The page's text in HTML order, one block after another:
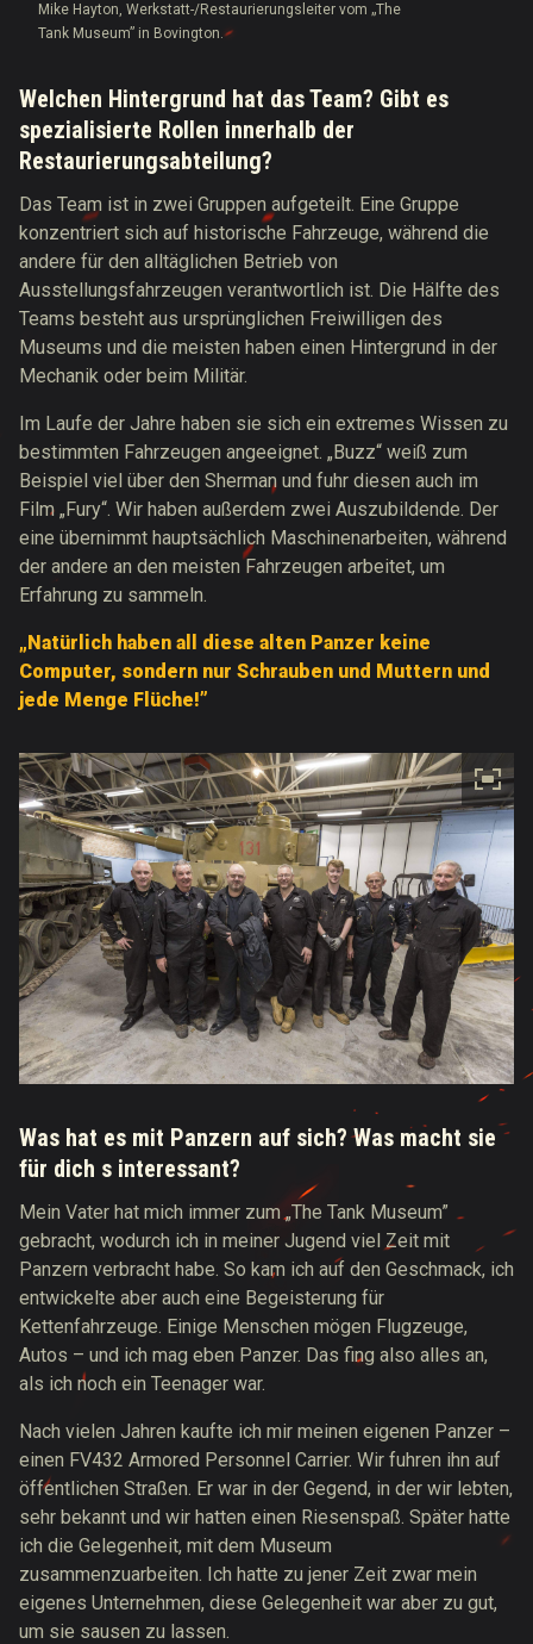
Mike Hayton, Werkstatt-/Restaurierungsleiter vom „The
Tank Museum” in Bovington.
Welchen Hintergrund hat das Team? Gibt es
spezialisierte Rollen innerhalb der
Restaurierungsabteilung?
Das Team ist in zwei Gruppen aufgeteilt. Eine Gruppe
konzentriert sich auf historische Fahrzeuge, während die
andere für den alltäglichen Betrieb von
Ausstellungsfahrzeugen verantwortlich ist. Die Hälfte des
Teams besteht aus ursprünglichen Freiwilligen des
Museums und die meisten haben einen Hintergrund in der
Mechanik oder beim Militär.
Im Laufe der Jahre haben sie sich ein extremes Wissen zu
bestimmten Fahrzeugen angeeignet. „Buzz“ weiß zum
Beispiel viel über den Sherman und fuhr diesen auch im
Film „Fury“. Wir haben außerdem zwei Auszubildende. Der
eine übernimmt hauptsächlich Maschinenarbeiten, während
der andere an den meisten Fahrzeugen arbeitet, um
Erfahrung zu sammeln.
„Natürlich haben all diese alten Panzer keine
Computer, sondern nur Schrauben und Muttern und
jede Menge Flüche!”
Was hat es mit Panzern auf sich? Was macht sie
für dich s interessant?
Mein Vater hat mich immer zum „The Tank Museum”
gebracht, wodurch ich in meiner Jugend viel Zeit mit
Panzern verbracht habe. So kam ich auf den Geschmack, ich
entwickelte aber auch eine Begeisterung für
Kettenfahrzeuge. Einige Menschen mögen Flugzeuge,
Autos – und ich mag eben Panzer. Das fing also alles an,
als ich noch ein Teenager war.
Nach vielen Jahren kaufte ich mir meinen eigenen Panzer –
einen FV432 Armored Personnel Carrier. Wir fuhren ihn auf
öffentlichen Straßen. Er war in der Gegend, in der wir lebten,
sehr bekannt und wir hatten einen Riesenspaß. Später hatte
ich die Gelegenheit, mit dem Museum
zusammenzuarbeiten. Ich hatte zu jener Zeit zwar mein
eigenes Unternehmen, diese Gelegenheit war aber zu gut,
um sie sausen zu lassen.